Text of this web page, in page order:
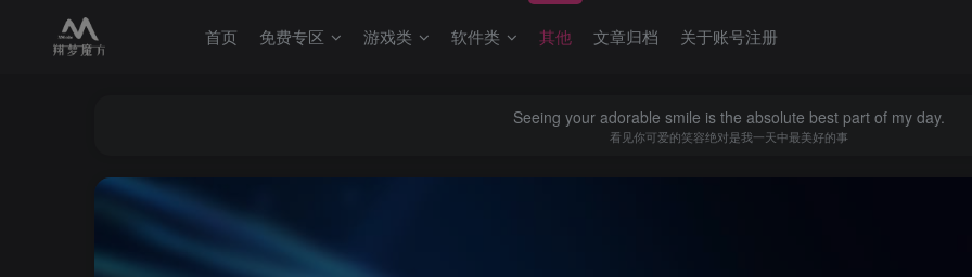
首页 免费专区 游戏类 软件类 其他 文章归档 关于账号注册
Seeing your adorable smile is the absolute best part of my day.
看见你可爱的笑容绝对是我一天中最美好的事